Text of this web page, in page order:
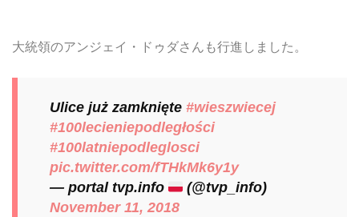
大統領のアンジェイ・ドゥダさんも行進しました。
Ulice już zamknięte #wieszwiecej
#100lecieniepodległości
#100latniepodleglosci
pic.twitter.com/fTHkMk6y1y
— portal tvp.info
(@tvp_info)
November 11, 2018